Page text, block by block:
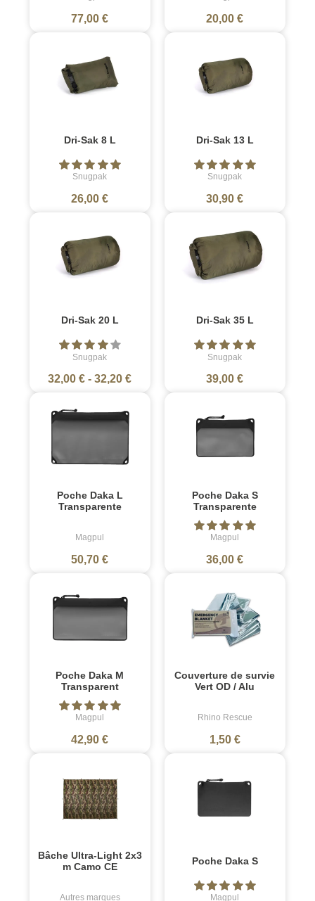
77,00 € 20,00 €
Dri-Sak 8 L
Snugpak
26,00 €
Dri-Sak 13 L
Snugpak
30,90 €
Dri-Sak 20 L
Snugpak
32,00 € -32,20 €
Dri-Sak 35 L
Snugpak
39,00 €
Poche Daka L
Transparente
Magpul
50,70 €
Poche Daka S
Transparente
Magpul
36,00 €
Poche Daka M
Transparent
Magpul
42,90 €
Couverture de survie
Vert OD / Alu
Rhino Rescue
1,50 €
Bâche Ultra-Light 2x3
m Camo CE
Autres marques
Poche Daka S
Magpul